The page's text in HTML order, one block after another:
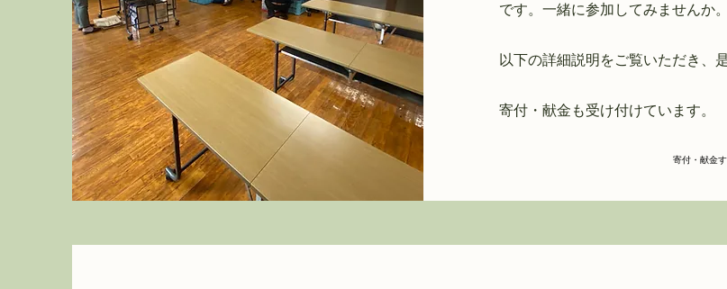
です。一緒に参加してみませんか。
以下の詳細説明をご覧いただき、
​寄付・献金も受け付けています。
寄付・献金